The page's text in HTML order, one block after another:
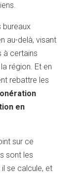
bureaux
au-delà, visant
à certains
région. Et en
rebattre les
en
sur ce
sont les
se calcule, et